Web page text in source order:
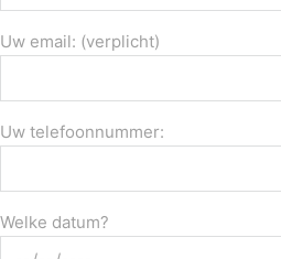
Uw email: (verplicht)
Uw telefoonnummer:
Welke datum?